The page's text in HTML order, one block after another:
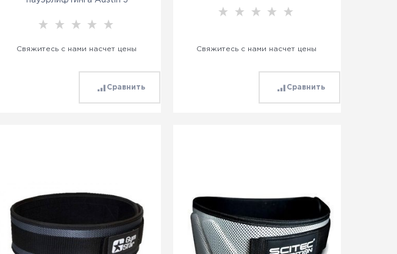
Свяжитесь с нами насчет цены
Сравнить
Свяжитесь с нами насчет цены
Сравнить